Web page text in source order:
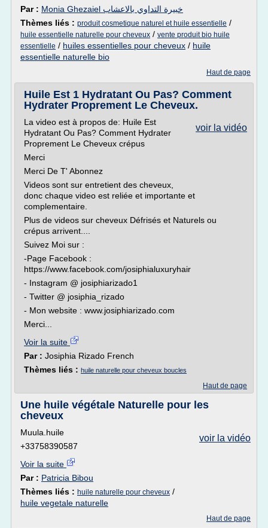
Par :
Monia Ghezaiel خبيرة التداوي بالاعشاب
Thèmes liés : produit cosmetique naturel et huile essentielle /
huile essentielle naturelle pour cheveux / vente produit bio huile
essentielle / huiles essentielles pour cheveux / huile
essentielle naturelle bio
Haut de page
Huile Est 1 Hydratant Ou Pas? Comment
Hydrater Proprement Le Cheveux.
voir la vidéo
La video est à propos de: Huile Est
Hydratant Ou Pas? Comment Hydrater
Proprement Le Cheveux crépus
Merci
Merci De T' Abonnez
Videos sont sur entretient des cheveux,
donc chaque video est reliée et importante et
complementaire.
Plus de videos sur cheveux Défrisés et Naturels ou
crépus arrivent....
Suivez Moi sur :
-Page Facebook :
https://www.facebook.com/josiphialuxuryhair
- Instagram @ josiphiarizado1
- Twitter @ josiphia_rizado
- Mon website : www.josiphiarizado.com
Merci...
Voir la suite
Par : Josiphia Rizado French
Thèmes liés : huile naturelle pour cheveux boucles
Haut de page
Une huile végétale Naturelle pour les
cheveux
voir la vidéo
Muula.huile
+33758390587
Voir la suite
Par : Patricia Bibou
Thèmes liés : huile naturelle pour cheveux /
huile vegetale naturelle
Haut de page